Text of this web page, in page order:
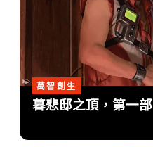
萬智創生
暮悲邸之頂，第一部